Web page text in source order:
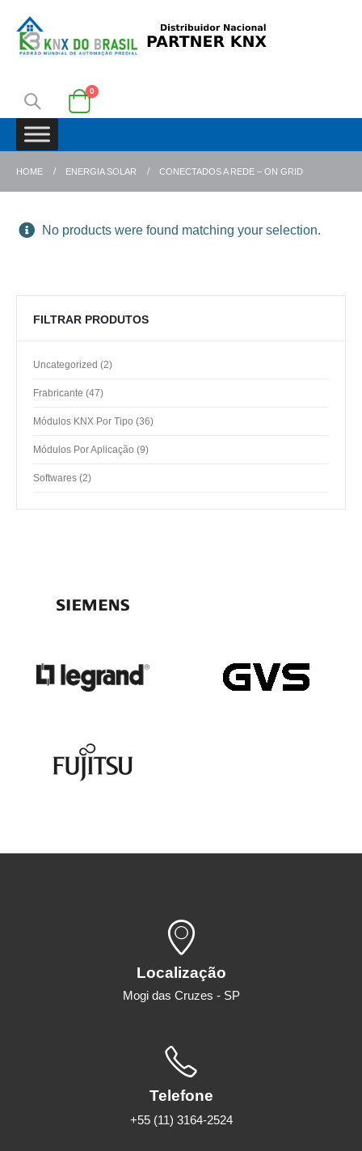
0
HOME ENERGIA SOLAR CONECTADOS A REDE – ON GRID
No products were found matching your selection.
FILTRAR PRODUTOS
Uncategorized 22
Frabricante 4747
Módulos KNX Por Tipo 3636
Módulos Por Aplicação 99
Softwares 22
Localização
Mogi das Cruzes - SP
Telefone
+55 (11) 3164-2524